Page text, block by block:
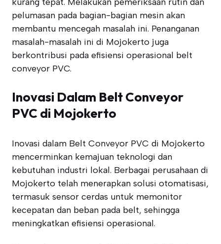
pelumasan pada bagian-bagian mesin akan
membantu mencegah masalah ini. Penanganan
masalah-masalah ini di Mojokerto juga
berkontribusi pada efisiensi operasional belt
conveyor PVC.
Inovasi Dalam Belt Conveyor
PVC di Mojokerto
Inovasi dalam Belt Conveyor PVC di Mojokerto
mencerminkan kemajuan teknologi dan
kebutuhan industri lokal. Berbagai perusahaan di
Mojokerto telah menerapkan solusi otomatisasi,
termasuk sensor cerdas untuk memonitor
kecepatan dan beban pada belt, sehingga
meningkatkan efisiensi operasional.